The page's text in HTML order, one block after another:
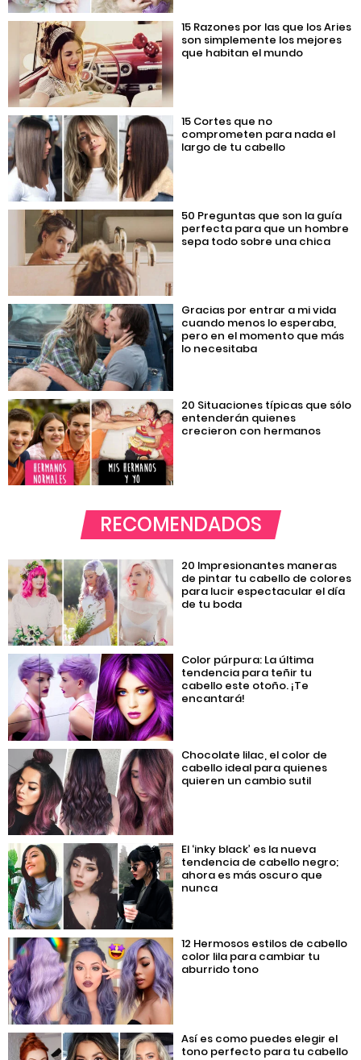
15 Razones por las que los Aries
son simplemente los mejores
que habitan el mundo
15 Cortes que no
comprometen para nada el
largo de tu cabello
50 Preguntas que son la guía
perfecta para que un hombre
sepa todo sobre una chica
Gracias por entrar a mi vida
cuando menos lo esperaba,
pero en el momento que más
lo necesitaba
20 Situaciones típicas que sólo
entenderán quienes
crecieron con hermanos
RECOMENDADOS
20 Impresionantes maneras
de pintar tu cabello de colores
para lucir espectacular el día
de tu boda
Color púrpura: La última
tendencia para teñir tu
cabello este otoño. ¡Te
encantará!
Chocolate lilac, el color de
cabello ideal para quienes
quieren un cambio sutil
El ‘inky black’ es la nueva
tendencia de cabello negro;
ahora es más oscuro que
nunca
12 Hermosos estilos de cabello
color lila para cambiar tu
aburrido tono
Así es como puedes elegir el
tono perfecto para tu cabello